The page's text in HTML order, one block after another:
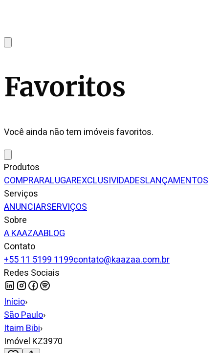
Favoritos
Você ainda não tem imóveis favoritos.
Produtos
COMPRARALUGAREXCLUSIVIDADESLANÇAMENTOS
Serviços
ANUNCIARSERVIÇOS
Sobre
A KAAZAABLOG
Contato
+55 11 5199 1199contato@kaazaa.com.br
Redes Sociais
Início›
São Paulo›
Itaim Bibi›
Imóvel KZ3970